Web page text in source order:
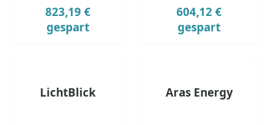
823,19 €
gespart
604,12 €
gespart
LichtBlick Aras Energy